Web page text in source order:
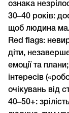
ознака
30–40 років:
щоб людина
Red flags:
діти,
емоції та
інтересів
очікувань від
40–50+: